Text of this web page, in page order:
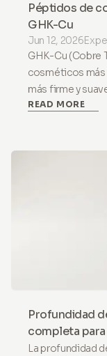
Péptidos de
GHK-Cu
Jun 12, 2026
GHK-Cu (Cobre
cosméticos
más firme y
piel y cuero
READ MORE
Profundidad
completa para
La profundidad